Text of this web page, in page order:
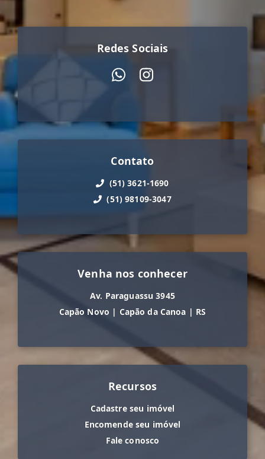
Redes Sociais
Contato
(51) 3621-1690
(51) 98109-3047
Venha nos conhecer
Av. Paraguassu 3945
Capão Novo | Capão da Canoa | RS
Recursos
Cadastre seu imóvel
Encomende seu imóvel
Fale conosco